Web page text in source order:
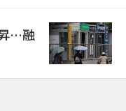
…融